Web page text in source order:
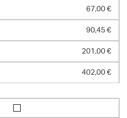
67,00 €
90,45 €
201,00 €
402,00 €